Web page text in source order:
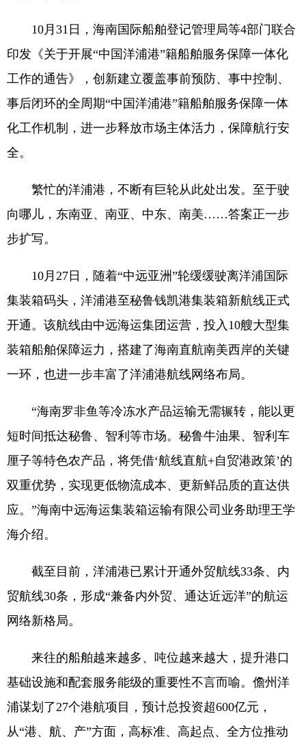
10月31日，海南国际船舶登记管理局等4部门联合
印发《关于开展“中国洋浦港”籍船舶服务保障一体化
工作的通告》，创新建立覆盖事前预防、事中控制、
事后闭环的全周期“中国洋浦港”籍船舶服务保障一体
化工作机制，进一步释放市场主体活力，保障航行安
全。
繁忙的洋浦港，不断有巨轮从此处出发。至于驶
向哪儿，东南亚、南亚、中东、南美……答案正一步
步扩写。
10月27日，随着“中远亚洲”轮缓缓驶离洋浦国际
集装箱码头，洋浦港至秘鲁钱凯港集装箱新航线正式
开通。该航线由中远海运集团运营，投入10艘大型集
装箱船舶保障运力，搭建了海南直航南美西岸的关键
一环，也进一步丰富了洋浦港航线网络布局。
“海南罗非鱼等冷冻水产品运输无需辗转，能以更
短时间抵达秘鲁、智利等市场。秘鲁牛油果、智利车
厘子等特色农产品，将凭借‘航线直航+自贸港政策’的
双重优势，实现更低物流成本、更新鲜品质的直达供
应。”海南中远海运集装箱运输有限公司业务助理王学
海介绍。
截至目前，洋浦港已累计开通外贸航线33条、内
贸航线30条，形成“兼备内外贸、通达近远洋”的航运
网络新格局。
来往的船舶越来越多、吨位越来越大，提升港口
基础设施和配套服务能级的重要性不言而喻。儋州洋
浦谋划了27个港航项目，预计总投资超600亿元，
从“港、航、产”方面，高标准、高起点、全方位推动